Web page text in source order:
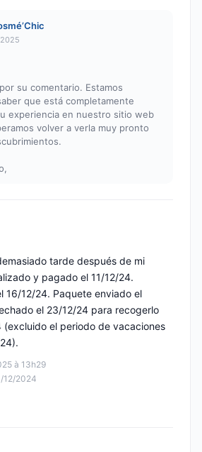
su comentario. Estamos
que está completamente
experiencia en nuestro sitio web
volver a verla muy pronto
à 13h29
12/2024
tarde después de mi
y pagado el 11/12/24.
16/12/24. Paquete enviado el
el 23/12/24 para recogerlo
(excluido el periodo de vacaciones